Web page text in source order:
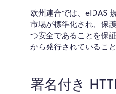
欧州連合では、eIDAS
市場が標準化され、保
つ安全であることを保
から発行されているこ
署名付き